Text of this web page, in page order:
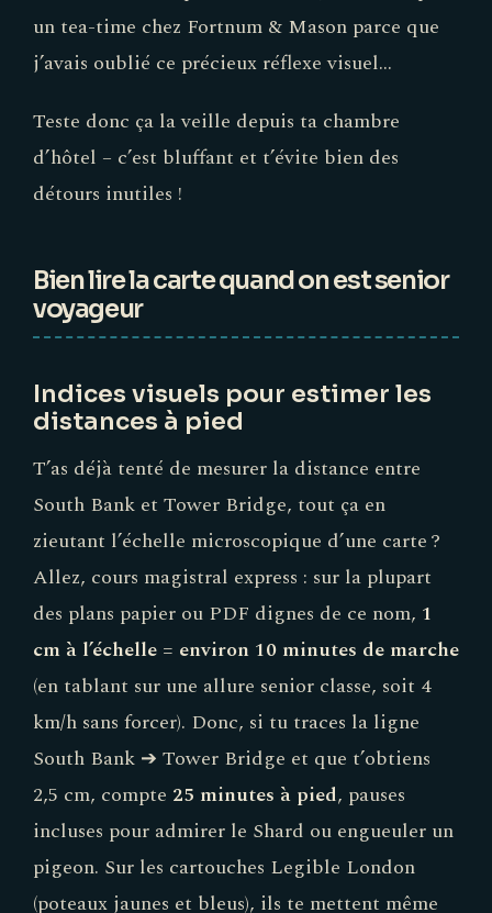
un tea-time chez Fortnum & Mason parce que
j’avais oublié ce précieux réflexe visuel…
Teste donc ça la veille depuis ta chambre
d’hôtel – c’est bluffant et t’évite bien des
détours inutiles !
Bien lire la carte quand on est senior
voyageur
Indices visuels pour estimer les
distances à pied
T’as déjà tenté de mesurer la distance entre
South Bank et Tower Bridge, tout ça en
zieutant l’échelle microscopique d’une carte ?
Allez, cours magistral express : sur la plupart
des plans papier ou PDF dignes de ce nom, 1
cm à l’échelle = environ 10 minutes de marche
(en tablant sur une allure senior classe, soit 4
km/h sans forcer). Donc, si tu traces la ligne
South Bank ➔ Tower Bridge et que t’obtiens
2,5 cm, compte 25 minutes à pied , pauses
incluses pour admirer le Shard ou engueuler un
pigeon. Sur les cartouches Legible London
(poteaux jaunes et bleus), ils te mettent même